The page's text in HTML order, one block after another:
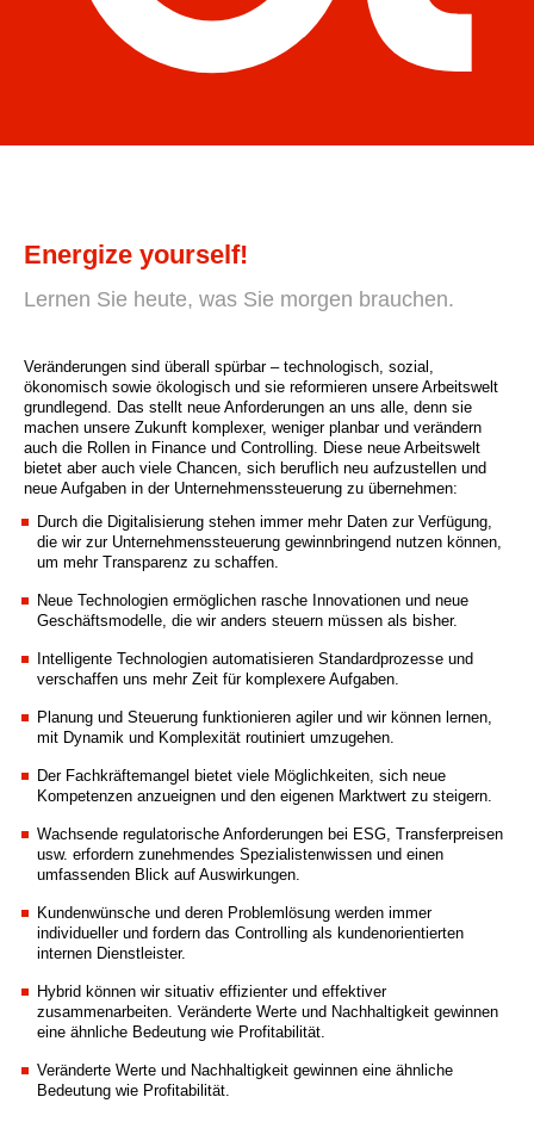
Energize yourself!
Lernen Sie heute, was Sie morgen brauchen.
Veränderungen sind überall spürbar – technologisch, sozial,
ökonomisch sowie ökologisch und sie reformieren unsere Arbeitswelt
grundlegend. Das stellt neue Anforderungen an uns alle, denn sie
machen unsere Zukunft komplexer, weniger planbar und verändern
auch die Rollen in Finance und Controlling. Diese neue Arbeitswelt
bietet aber auch viele Chancen, sich beruflich neu aufzustellen und
neue Aufgaben in der Unternehmenssteuerung zu übernehmen:
Durch die Digitalisierung stehen immer mehr Daten zur Verfügung,
die wir zur Unternehmenssteuerung gewinnbringend nutzen können,
um mehr Transparenz zu schaffen.
Neue Technologien ermöglichen rasche Innovationen und neue
Geschäftsmodelle, die wir anders steuern müssen als bisher.
Intelligente Technologien automatisieren Standardprozesse und
verschaffen uns mehr Zeit für komplexere Aufgaben.
Planung und Steuerung funktionieren agiler und wir können lernen,
mit Dynamik und Komplexität routiniert umzugehen.
Der Fachkräftemangel bietet viele Möglichkeiten, sich neue
Kompetenzen anzueignen und den eigenen Marktwert zu steigern.
Wachsende regulatorische Anforderungen bei ESG, Transferpreisen
usw. erfordern zunehmendes Spezialistenwissen und einen
umfassenden Blick auf Auswirkungen.
Kundenwünsche und deren Problemlösung werden immer
individueller und fordern das Controlling als kundenorientierten
internen Dienstleister.
Hybrid können wir situativ effizienter und effektiver
zusammenarbeiten. Veränderte Werte und Nachhaltigkeit gewinnen
eine ähnliche Bedeutung wie Profitabilität.
Veränderte Werte und Nachhaltigkeit gewinnen eine ähnliche
Bedeutung wie Profitabilität.